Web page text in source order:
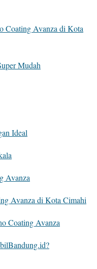
Coating Avanza di Kota
Mudah
Ideal
Avanza
Avanza di Kota Cimahi
Coating Avanza